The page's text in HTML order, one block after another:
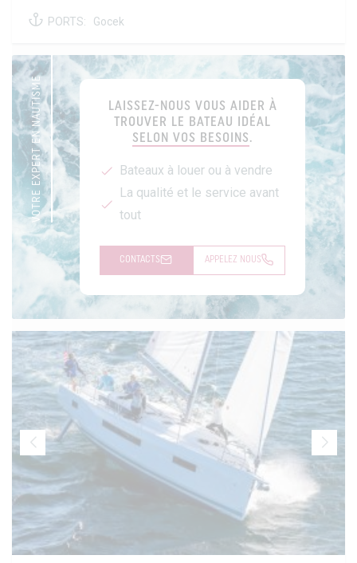
PORTS: Gocek
VOTRE EXPERT EN NAUTISME
LAISSEZ-NOUS VOUS AIDER À
TROUVER LE BATEAU IDÉAL
SELON VOS BESOINS.
Bateaux à louer ou à vendre
La qualité et le service avant
tout
CONTACTS APPELEZ NOUS